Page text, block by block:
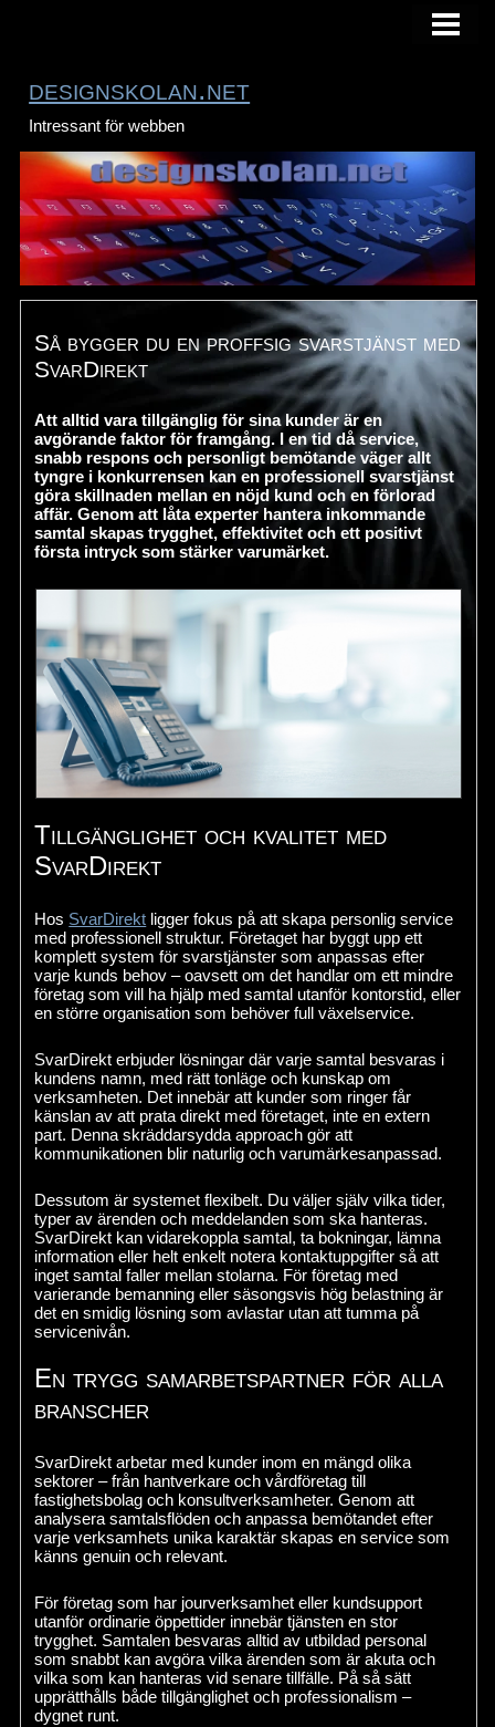
designskolan.net
Intressant för webben
Så bygger du en proffsig svarstjänst med
SvarDirekt
Att alltid vara tillgänglig för sina kunder är en
avgörande faktor för framgång. I en tid då service,
snabb respons och personligt bemötande väger allt
tyngre i konkurrensen kan en professionell svarstjänst
göra skillnaden mellan en nöjd kund och en förlorad
affär. Genom att låta experter hantera inkommande
samtal skapas trygghet, effektivitet och ett positivt
första intryck som stärker varumärket.
Tillgänglighet och kvalitet med
SvarDirekt
Hos SvarDirekt ligger fokus på att skapa personlig service
med professionell struktur. Företaget har byggt upp ett
komplett system för svarstjänster som anpassas efter
varje kunds behov – oavsett om det handlar om ett mindre
företag som vill ha hjälp med samtal utanför kontorstid, eller
en större organisation som behöver full växelservice.
SvarDirekt erbjuder lösningar där varje samtal besvaras i
kundens namn, med rätt tonläge och kunskap om
verksamheten. Det innebär att kunder som ringer får
känslan av att prata direkt med företaget, inte en extern
part. Denna skräddarsydda approach gör att
kommunikationen blir naturlig och varumärkesanpassad.
Dessutom är systemet flexibelt. Du väljer själv vilka tider,
typer av ärenden och meddelanden som ska hanteras.
SvarDirekt kan vidarekoppla samtal, ta bokningar, lämna
information eller helt enkelt notera kontaktuppgifter så att
inget samtal faller mellan stolarna. För företag med
varierande bemanning eller säsongsvis hög belastning är
det en smidig lösning som avlastar utan att tumma på
servicenivån.
En trygg samarbetspartner för alla
branscher
SvarDirekt arbetar med kunder inom en mängd olika
sektorer – från hantverkare och vårdföretag till
fastighetsbolag och konsultverksamheter. Genom att
analysera samtalsflöden och anpassa bemötandet efter
varje verksamhets unika karaktär skapas en service som
känns genuin och relevant.
För företag som har jourverksamhet eller kundsupport
utanför ordinarie öppettider innebär tjänsten en stor
trygghet. Samtalen besvaras alltid av utbildad personal
som snabbt kan avgöra vilka ärenden som är akuta och
vilka som kan hanteras vid senare tillfälle. På så sätt
upprätthålls både tillgänglighet och professionalism –
dygnet runt.